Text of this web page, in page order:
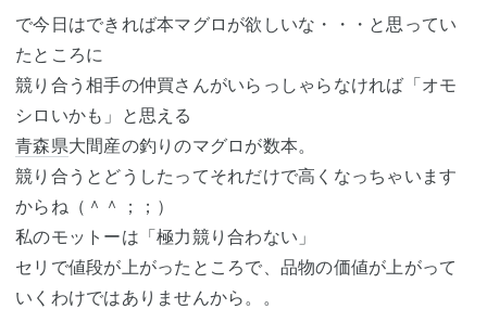
で今日はできれば本マグロが欲しいな・・・と思ってい
たところに
競り合う相手の仲買さんがいらっしゃらなければ「オモ
シロいかも」と思える
青森県大間産の釣りのマグロが数本。
競り合うとどうしたってそれだけで高くなっちゃいます
からね（＾＾；；）
私のモットーは「極力競り合わない」
セリで値段が上がったところで、品物の価値が上がって
いくわけではありませんから。。